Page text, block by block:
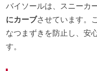
バイソールは、スニーカ
にカーブさせています。
なつまずきを防止し、安
す。